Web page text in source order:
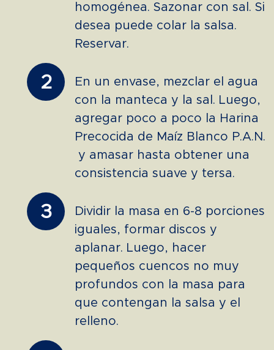
homogénea. Sazonar con sal. Si
desea puede colar la salsa.
Reservar.
2
En un envase, mezclar el agua
con la manteca y la sal. Luego,
agregar poco a poco la Harina
Precocida de Maíz Blanco P.A.N.
y amasar hasta obtener una
consistencia suave y tersa.
3
Dividir la masa en 6-8 porciones
iguales, formar discos y
aplanar. Luego, hacer
pequeños cuencos no muy
profundos con la masa para
que contengan la salsa y el
relleno.